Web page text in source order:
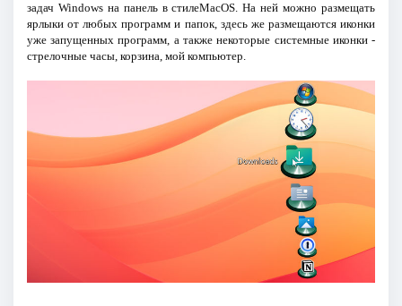
задач Windows на панель в стилеMacOS. На ней можно размещать
ярлыки от любых программ и папок, здесь же размещаются иконки
уже запущенных программ, а также некоторые системные иконки -
стрелочные часы, корзина, мой компьютер.